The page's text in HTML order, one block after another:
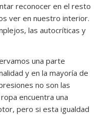
reconocer en el resto
ver en nuestro interior.
las autocríticas y
una parte
y en la mayoría de
no son las
encuentra una
pero si esta igualdad